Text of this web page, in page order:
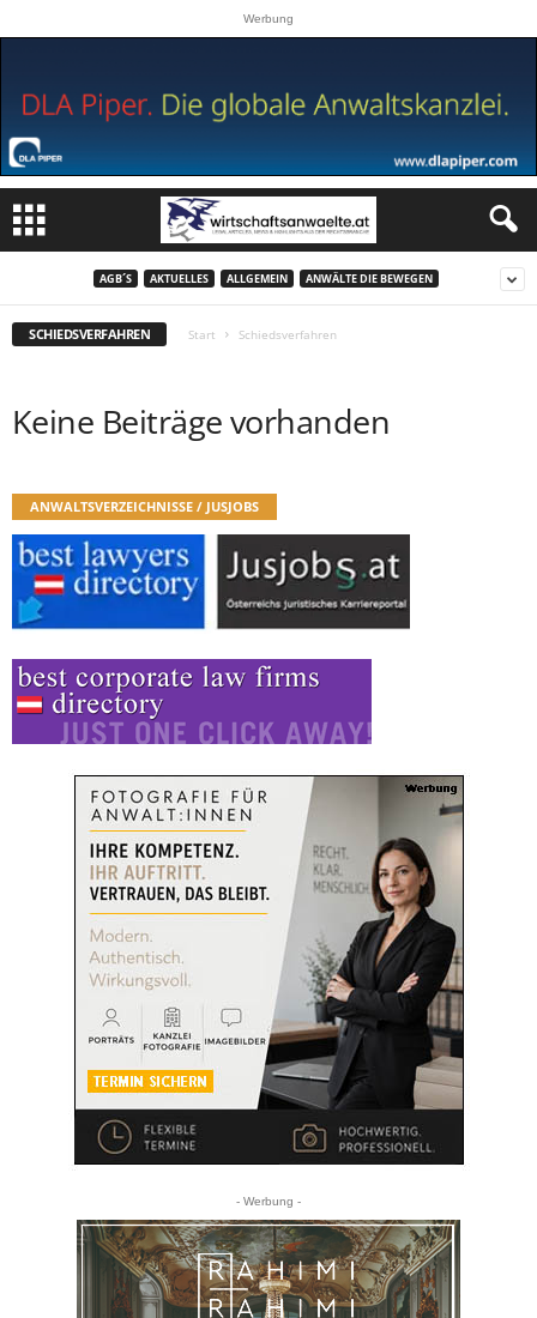
Werbung
AGB´S AKTUELLES ALLGEMEIN ANWÄLTE DIE BEWEGEN
SCHIEDSVERFAHREN Start Schiedsverfahren
Keine Beiträge vorhanden
ANWALTSVERZEICHNISSE / JUSJOBS
- Werbung -